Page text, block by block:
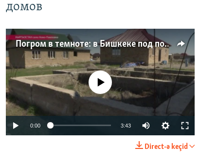
домов
Погром в темноте: в Бишкеке под покровом ночи неизвестные на тракторе снесли три десятка частных домов
No media source currently available
0:00 3:43
Direct-ə keçid